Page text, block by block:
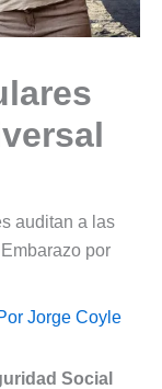
auditan a las
por
Jorge Coyle
Social